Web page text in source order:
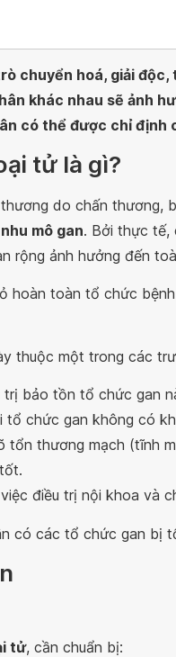
chuyển hoá, giải độc,
khác nhau sẽ ảnh
có thể được chỉ định
tử là gì?
do chấn thương,
mô gan. Bởi thực tế,
rộng ảnh hưởng đến
hoàn toàn tổ chức
thuộc một trong các
bảo tồn tổ chức gan
tổ chức gan không có
thương mạch (tĩnh
điều trị nội khoa và
có các tổ chức gan bị
tử, cần chuẩn bị: